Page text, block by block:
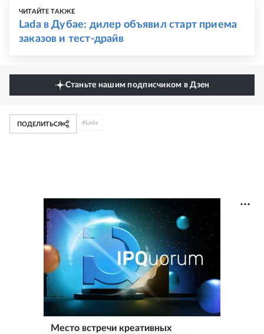
ЧИТАЙТЕ ТАКЖЕ
Lada в Дубае: дилер объявил старт приема
заказов и тест-драйв
Станьте нашим подписчиком в Дзен
ПОДЕЛИТЬСЯ # Lada
Место встречи креативных